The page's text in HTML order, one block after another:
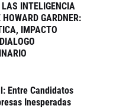
INTELIGENCIA
GARDNER:
IMPACTO
Entre Candidatos
Inesperadas